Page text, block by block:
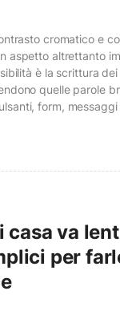
cromatico e
aspetto altrettanto
è la scrittura
quelle parole
form,
casa va
per